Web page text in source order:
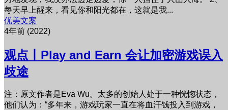
每天早上醒来，看见你和阳光都在，这就是我...
优美文案
4年前 (2022)
观点丨Play and Earn 会让加密游戏误入
歧途
注：原文作者是Eva Wu。太多的创始人处于一种恍惚状态，
他们认为：“多年来，游戏玩家一直在将血汗钱投入到游戏，